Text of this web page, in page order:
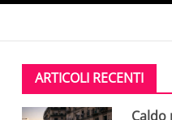
ARTICOLI RECENTI
Caldo